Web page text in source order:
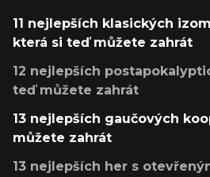
11 nejlepších klasických
která si teď můžete zahrát
12 nejlepších
teď můžete zahrát
13 nejlepších gaučových
můžete zahrát
13 nejlepších her s